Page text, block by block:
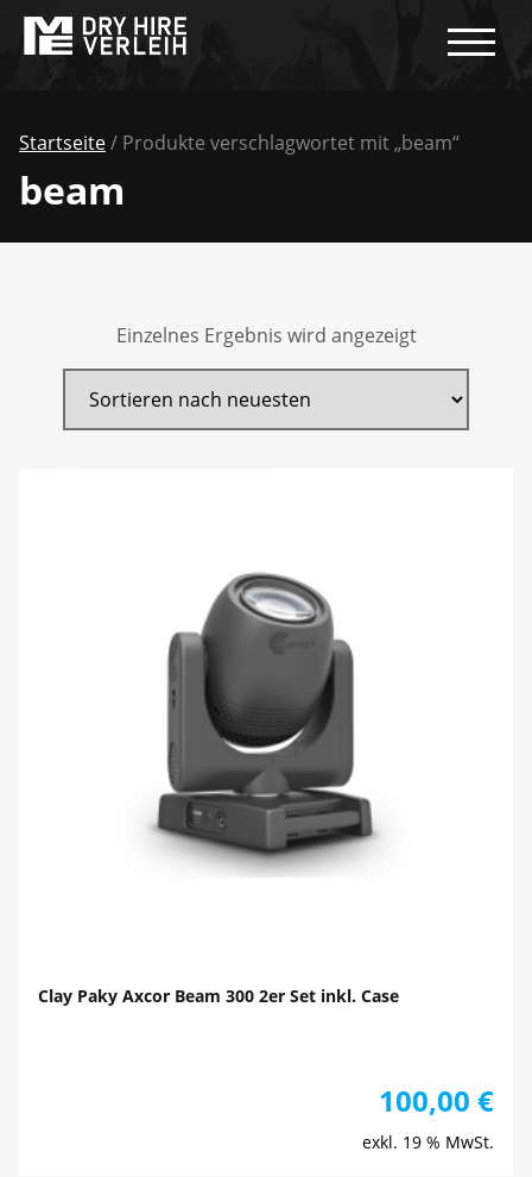
Startseite/ Produkte verschlagwortet mit „beam“
beam
Einzelnes Ergebnis wird angezeigt
Clay Paky Axcor Beam 300 2er Set inkl. Case
100,00 €
exkl. 19 % MwSt.